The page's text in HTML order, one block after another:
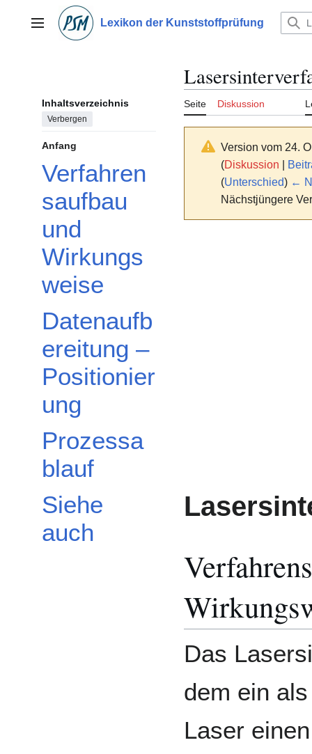
springenHauptmenü Lexikon der Kunststoffprüfung
Inhaltsverzeichnis
Verbergen
Anfang
Verfahren
saufbau
und
Wirkungs
weise
Datenaufb
ereitung –
Positionier
ung
Prozessa
blauf
Siehe
auch
Seite Diskussion
Version vom 24.
(Diskussion |
(Unterschied) ←
Nächstjüngere
Das
dem ein
Laser